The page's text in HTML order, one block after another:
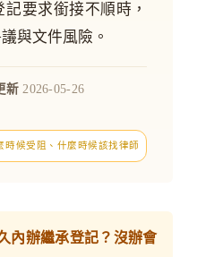
要求銜接不順時，
與文件風險。
新 2026-05-26
候受阻、什麼時候該找律師
內辦繼承登記？沒辦會